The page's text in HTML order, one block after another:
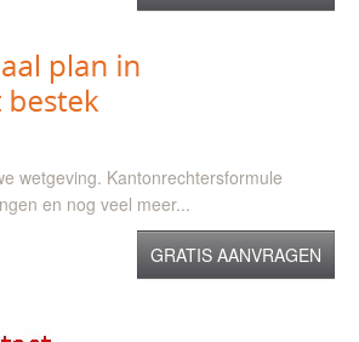
wetgeving. Kantonrechtersformule
en nog veel meer...
GRATIS AANVRAGEN